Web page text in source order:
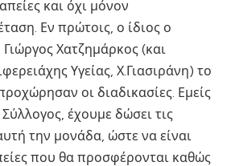
και όχι μόνον
Εν πρώτοις, ο ίδιος ο
Χατζημάρκος (και
Υγείας, Χ.Γιασιράνη) το
οι διαδικασίες. Εμείς
έχουμε δώσει τις
την μονάδα, ώστε να είναι
που θα προσφέρονται καθώς